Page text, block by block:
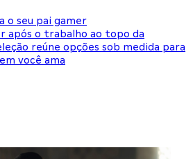
o seu pai gamer
após o trabalho ao topo da
reúne opções sob medida para
você ama